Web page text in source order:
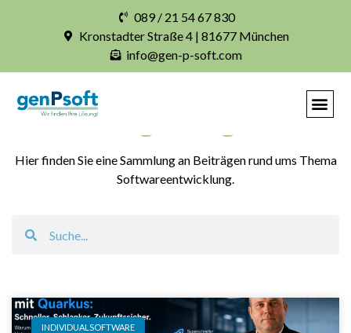
089 / 21 54 67 830
Kronstadter Straße 4 | 81677 München
info@gen-p-soft.com
Hier finden Sie eine Sammlung an Beiträgen rund ums Thema
Softwareentwicklung.
INDIVIDUALSOFTWARE